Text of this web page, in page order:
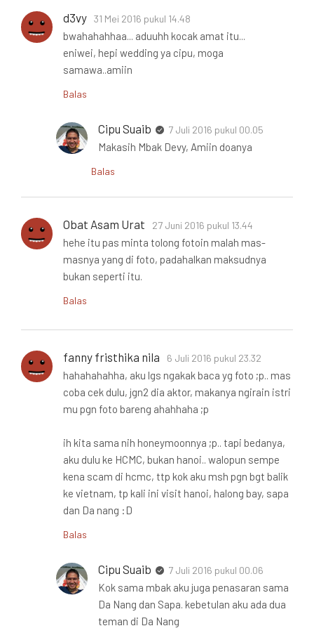
d3vy 31 Mei 2016 pukul 14.48
bwahahahhaa... aduuhh kocak amat itu...
eniwei, hepi wedding ya cipu, moga
samawa..amiin
Balas
Cipu Suaib 7 Juli 2016 pukul 00.05
Makasih Mbak Devy, Amiin doanya
Balas
Obat Asam Urat 27 Juni 2016 pukul 13.44
hehe itu pas minta tolong fotoin malah mas-
masnya yang di foto, padahalkan maksudnya
bukan seperti itu.
Balas
fanny fristhika nila 6 Juli 2016 pukul 23.32
hahahahahha, aku lgs ngakak baca yg foto ;p.. mas
coba cek dulu, jgn2 dia aktor, makanya ngirain istri
mu pgn foto bareng ahahhaha ;p
ih kita sama nih honeymoonnya ;p.. tapi bedanya,
aku dulu ke HCMC, bukan hanoi.. walopun sempe
kena scam di hcmc, ttp kok aku msh pgn bgt balik
ke vietnam, tp kali ini visit hanoi, halong bay, sapa
dan Da nang :D
Balas
Cipu Suaib 7 Juli 2016 pukul 00.06
Kok sama mbak aku juga penasaran sama
Da Nang dan Sapa. kebetulan aku ada dua
teman di Da Nang